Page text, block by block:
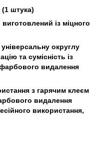
штука)
із міцного
округлу
та сумісність із
видалення
з гарячим клеєм
видалення
використання,